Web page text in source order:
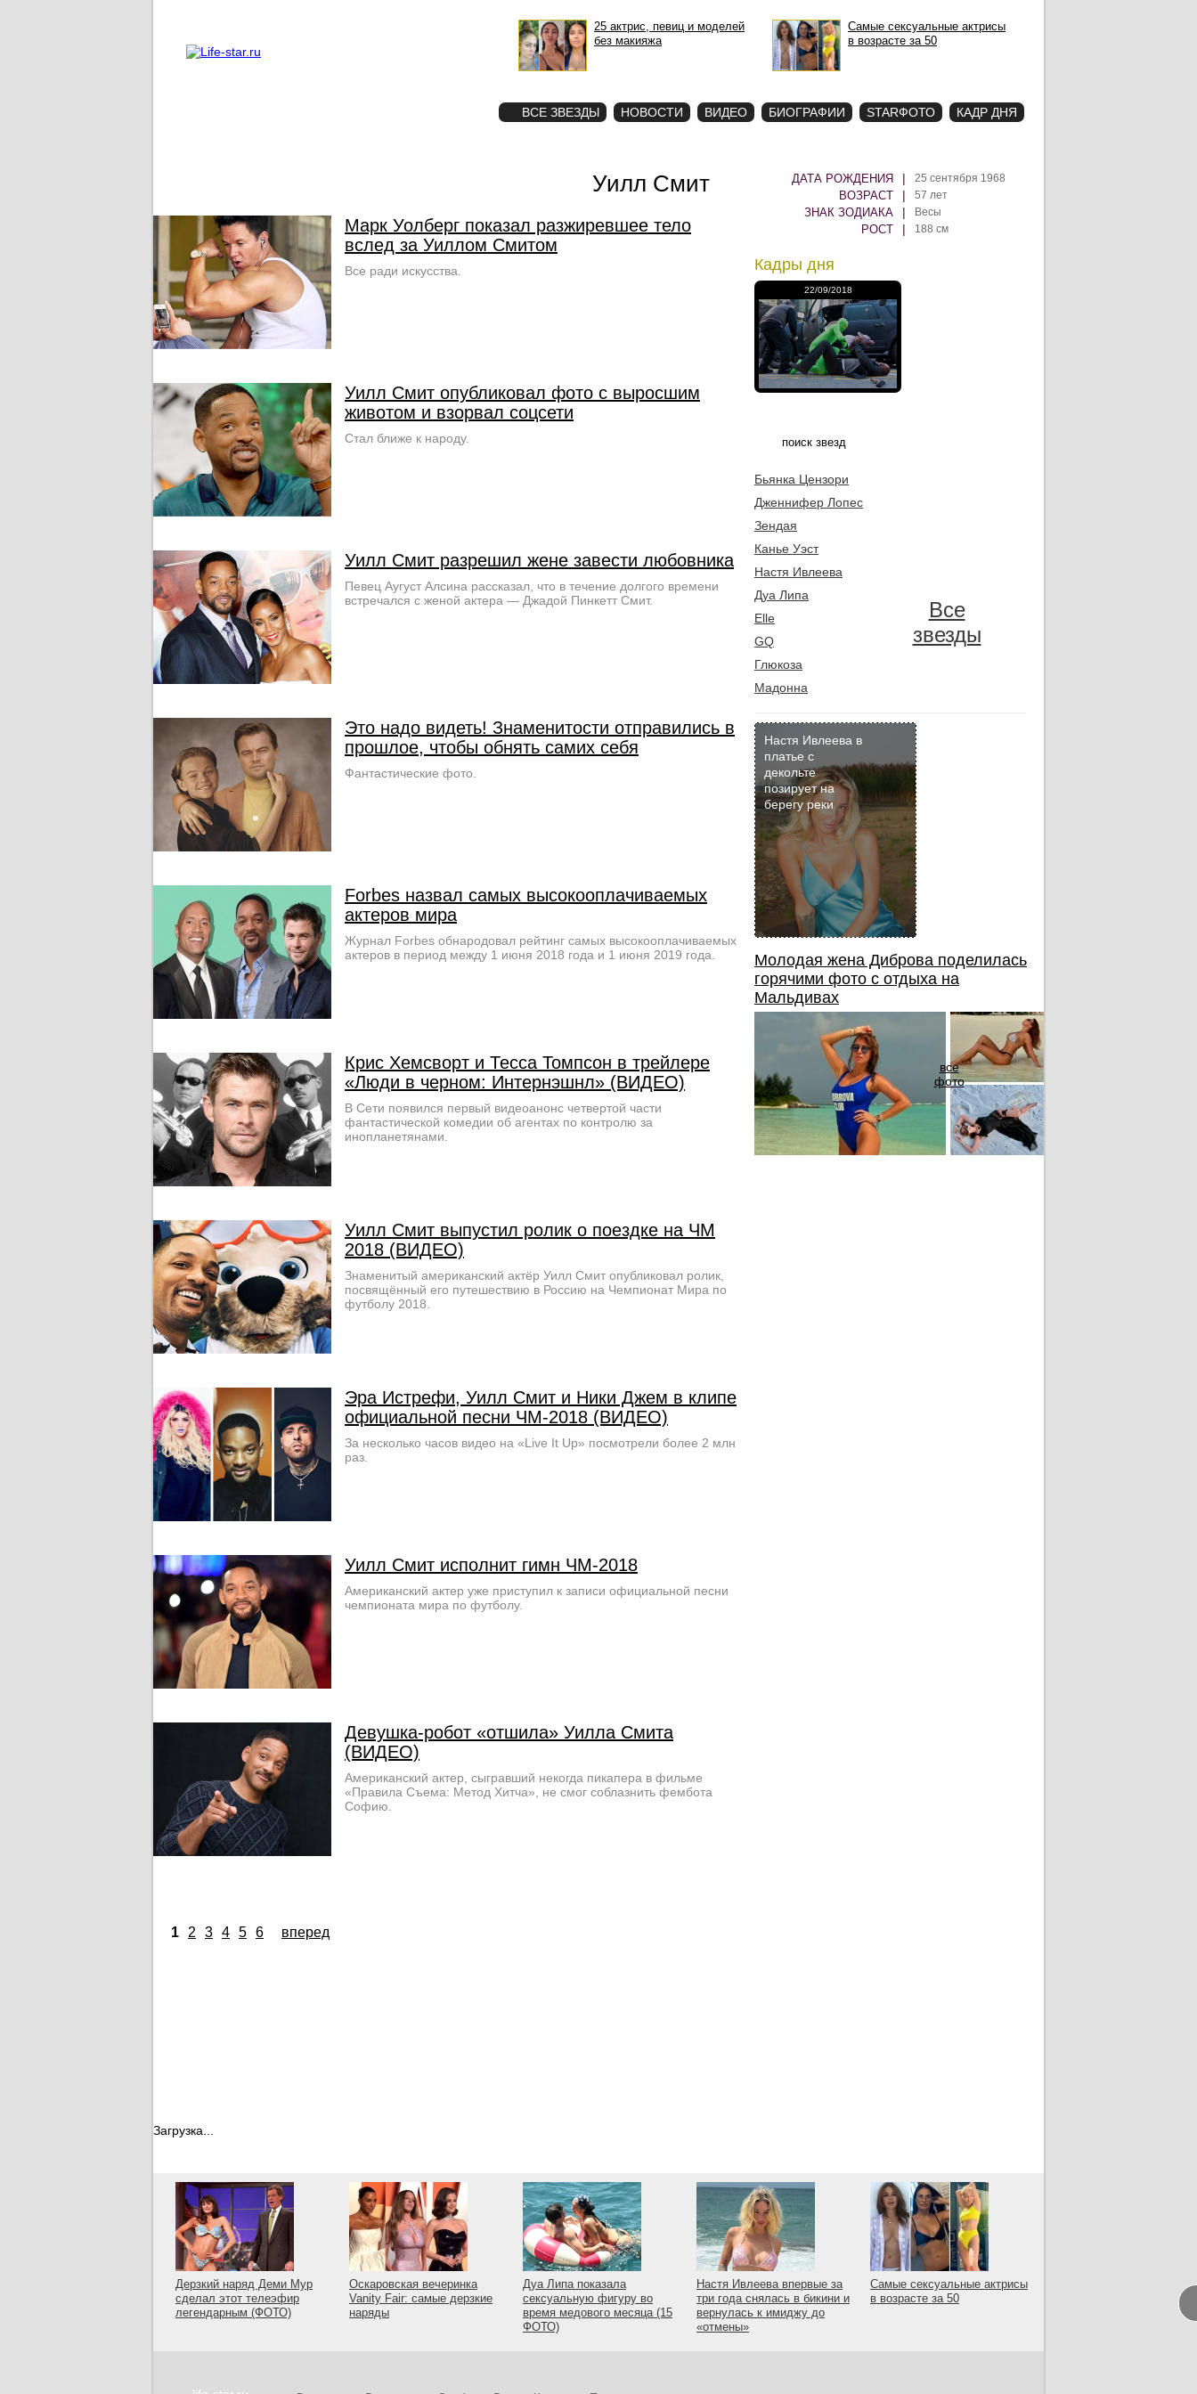
25 актрис, певиц и моделей
без макияжа
Самые сексуальные актрисы
в возрасте за 50
ВСЕ ЗВЕЗДЫ НОВОСТИ ВИДЕО БИОГРАФИИ STARФОТО КАДР ДНЯ
Уилл Смит
Марк Уолберг показал разжиревшее тело
вслед за Уиллом Смитом
Все ради искусства.
Уилл Смит опубликовал фото с выросшим
животом и взорвал соцсети
Стал ближе к народу.
Уилл Смит разрешил жене завести любовника
Певец Аугуст Алсина рассказал, что в течение долгого времени
встречался с женой актера — Джадой Пинкетт Смит.
Это надо видеть! Знаменитости отправились в
прошлое, чтобы обнять самих себя
Фантастические фото.
Forbes назвал самых высокооплачиваемых
актеров мира
Журнал Forbes обнародовал рейтинг самых высокооплачиваемых
актеров в период между 1 июня 2018 года и 1 июня 2019 года.
Крис Хемсворт и Тесса Томпсон в трейлере
«Люди в черном: Интернэшнл» (ВИДЕО)
В Сети появился первый видеоанонс четвертой части
фантастической комедии об агентах по контролю за
инопланетянами.
Уилл Смит выпустил ролик о поездке на ЧМ
2018 (ВИДЕО)
Знаменитый американский актёр Уилл Смит опубликовал ролик,
посвящённый его путешествию в Россию на Чемпионат Мира по
футболу 2018.
Эра Истрефи, Уилл Смит и Ники Джем в клипе
официальной песни ЧМ-2018 (ВИДЕО)
За несколько часов видео на «Live It Up» посмотрели более 2 млн
раз.
Уилл Смит исполнит гимн ЧМ-2018
Американский актер уже приступил к записи официальной песни
чемпионата мира по футболу.
Девушка-робот «отшила» Уилла Смита
(ВИДЕО)
Американский актер, сыгравший некогда пикапера в фильме
«Правила Съема: Метод Хитча», не смог соблазнить фембота
Софию.
1 2 3 4 5 6 вперед
Загрузка...
ДАТА РОЖДЕНИЯ | 25 сентября 1968
ВОЗРАСТ | 57 лет
ЗНАК ЗОДИАКА | Весы
РОСТ | 188 см
Кадры дня
22/09/2018
Бьянка Цензори
Дженнифер Лопес
Зендая
Канье Уэст
Настя Ивлеева
Дуа Липа
Elle
GQ
Глюкоза
Мадонна
Все
звезды
Настя Ивлеева в
платье с
декольте
позирует на
берегу реки
Молодая жена Диброва поделилась
горячими фото с отдыха на
Мальдивах
все
фото
Дерзкий наряд Деми Мур
сделал этот телеэфир
легендарным (ФОТО)
Оскаровская вечеринка
Vanity Fair: самые дерзкие
наряды
Дуа Липа показала
сексуальную фигуру во
время медового месяца (15
ФОТО)
Настя Ивлеева впервые за
три года снялась в бикини и
вернулась к имиджу до
«отмены»
Самые сексуальные актрисы
в возрасте за 50